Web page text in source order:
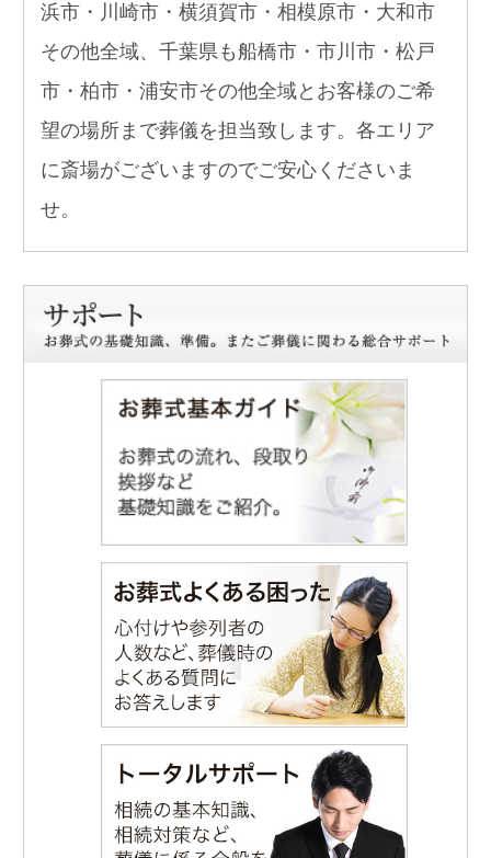
浜市・川崎市・横須賀市・相模原市・大和市
その他全域、千葉県も船橋市・市川市・松戸
市・柏市・浦安市その他全域とお客様のご希
望の場所まで葬儀を担当致します。各エリア
に斎場がございますのでご安心くださいま
せ。